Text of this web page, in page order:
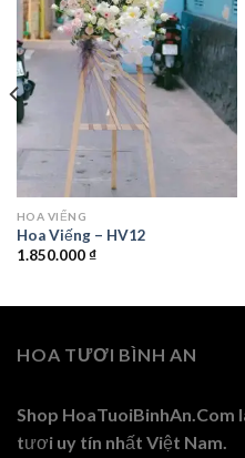
HOA VIẾNG
Hoa Viếng – HV12
1.850.000₫
HOA TƯƠI BÌNH AN
Shop HoaTuoiBinhAn.Com
tươi uy tín nhất Việt Nam.